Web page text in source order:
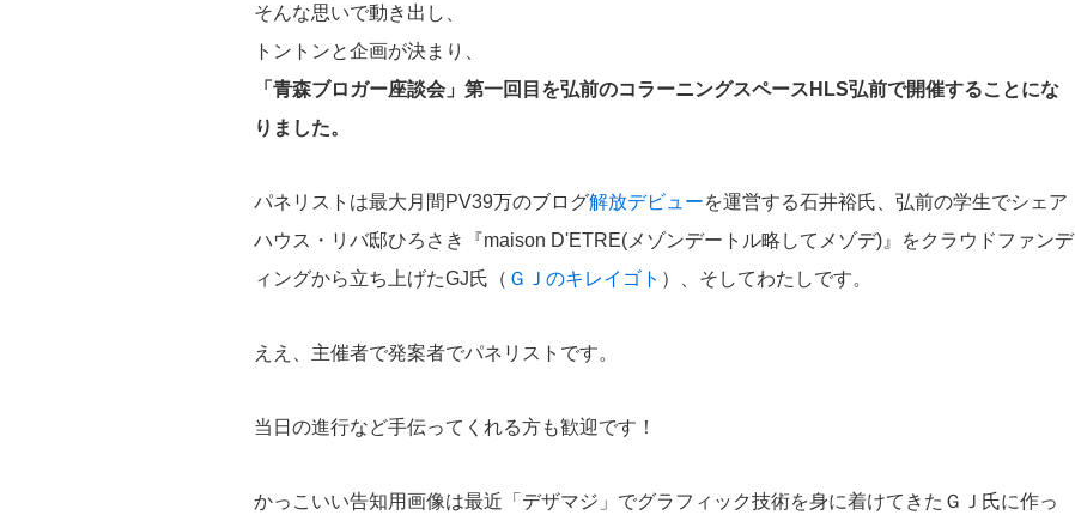
そんな思いで動き出し、
トントンと企画が決まり、
「青森ブロガー座談会」第一回目を弘前のコラーニングスペースHLS弘前で開催することにな
りました。
パネリストは最大月間PV39万のブログ解放デビューを運営する石井裕氏、弘前の学生でシェア
ハウス・リバ邸ひろさき『maison D'ETRE(メゾンデートル略してメゾデ)』をクラウドファンデ
ィングから立ち上げたGJ氏（ ＧＪのキレイゴト ）、そしてわたしです。
ええ、主催者で発案者でパネリストです。
当日の進行など手伝ってくれる方も歓迎です！
かっこいい告知用画像は最近「デザマジ」でグラフィック技術を身に着けてきたＧＪ氏に作っ